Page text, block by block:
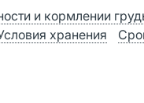
и кормлении
хранения